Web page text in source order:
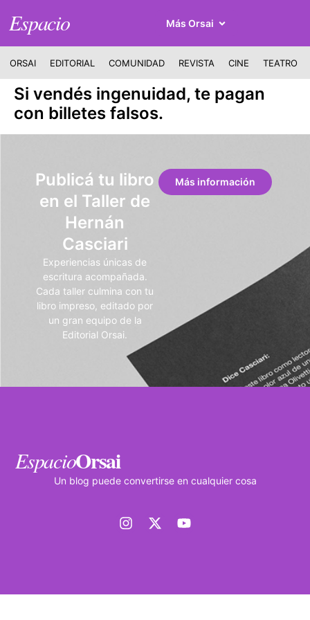
Espacio Más Orsai
ORSAI EDITORIAL COMUNIDAD REVISTA CINE TEATRO
Si vendés ingenuidad, te pagan
con billetes falsos.
Publicá tu libro
en el Taller de
Hernán
Casciari
Experiencias únicas de
escritura acompañada.
Cada taller culmina con tu
libro impreso, editado por
un gran equipo de la
Editorial Orsai.
Más información
EspacioOrsai
Un blog puede convertirse en cualquier cosa